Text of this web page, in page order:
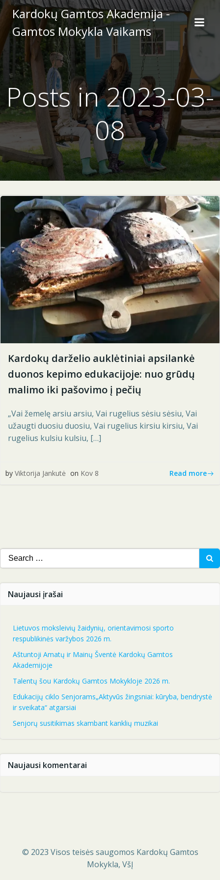
Skip
to
content
Kardokų Gamtos Akademija -
Gamtos Mokykla Vaikams
Posts in 2023-03-
08
Kardokų darželio auklėtiniai apsilankė
duonos kepimo edukacijoje: nuo grūdų
malimo iki pašovimo į pečių
„Vai žemelę arsiu arsiu, Vai rugelius sėsiu sėsiu, Vai
užaugti duosiu duosiu, Vai rugelius kirsiu kirsiu, Vai
rugelius kulsiu kulsiu, […]
by Viktorija Jankutė on Kov 8 Read more
Search
for:
Naujausi įrašai
Lietuvos moksleivių žaidynių, orientavimosi sporto
respublikinės varžybos 2026 m.
Aštuntoji Amatų ir Mainų Šventė Kardokų Gamtos
Akademijoje
Talentų šou Kardokų Gamtos Mokykloje 2026 m.
Edukacijų ciklo Senjorams„Aktyvūs žingsniai: kūryba, bendrystė
ir sveikata“ atgarsiai
Senjorų susitikimas skambant kanklių muzikai
Naujausi komentarai
© 2023 Visos teisės saugomos Kardokų Gamtos
Mokykla, VšĮ